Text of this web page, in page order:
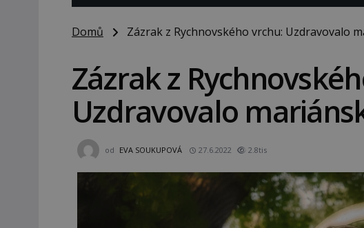
Domů Zázrak z Rychnovského vrchu: Uzdravovalo
Zázrak z
Uzdravovalo
od EVA SOUKUPOVÁ 27.6.2022 2.8tis